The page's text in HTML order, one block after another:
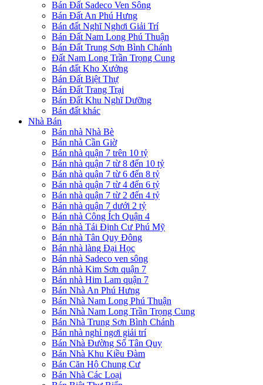
Bán Đất Sadeco Ven Sông
Bán Đất An Phú Hưng
Bán đất Nghĩ Nghơi Giải Trí
Bán Đất Nam Long Phú Thuận
Bán Đất Trung Sơn Bình Chánh
Đất Nam Long Trần Trọng Cung
Bán đất Kho Xưởng
Bán Đất Biệt Thự
Bán Đất Trang Trại
Bán Đất Khu Nghĩ Dưỡng
Bán đất khác
Nhà Bán
Bán nhà Nhà Bè
Bán nhà Cần Giờ
Bán nhà quận 7 trên 10 tỷ
Bán nhà quận 7 từ 8 đến 10 tỷ
Bán nhà quận 7 từ 6 đến 8 tỷ
Bán nhà quận 7 từ 4 đến 6 tỷ
Bán nhà quận 7 từ 2 đến 4 tỷ
Bán nhà quận 7 dưới 2 tỷ
Bán nhà Công Ích Quận 4
Bán nhà Tái Định Cư Phú Mỹ
Bán nhà Tân Quy Đông
Bán nhà làng Đại Học
Bán nhà Sadeco ven sông
Bán nhà Kim Sơn quận 7
Bán nhà Him Lam quận 7
Bán Nhà An Phú Hưng
Bán Nhà Nam Long Phú Thuận
Bán Nhà Nam Long Trần Trọng Cung
Bán Nhà Trung Sơn Bình Chánh
Bán nhà nghỉ ngơi giải trí
Bán Nhà Đường Số Tân Quy
Bán Nhà Khu Kiều Đàm
Bán Căn Hộ Chung Cư
Bán Nhà Các Loại